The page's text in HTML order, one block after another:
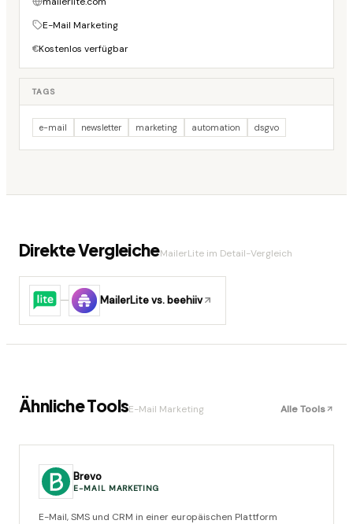
E-Mail Marketing
€Kostenlos verfügbar
TAGS
e-mail newsletter marketing automation dsgvo
Direkte VergleicheMailerLiteim Detail-Vergleich
MailerLitevs.beehiiv
Ähnliche ToolsE-Mail Marketing Alle Tools
Brevo
E-MAIL MARKETING
E-Mail, SMS und CRM in einer europäischen Plattform